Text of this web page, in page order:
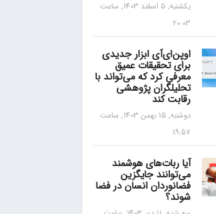
یکشنبه, 5 اسفند 1403, ساعت
20:03
اوپن‌ای‌آی ابزار جدیدی
برای تحقیقات عمیق
معرفی کرد که می‌تواند با
تحلیلگران پژوهشی
رقابت کند
دوشنبه, 15 بهمن 1403, ساعت
19:57
آیا ربات‌های هوشمند
می‌توانند جایگزین
فضانوردان انسان در فضا
شوند؟